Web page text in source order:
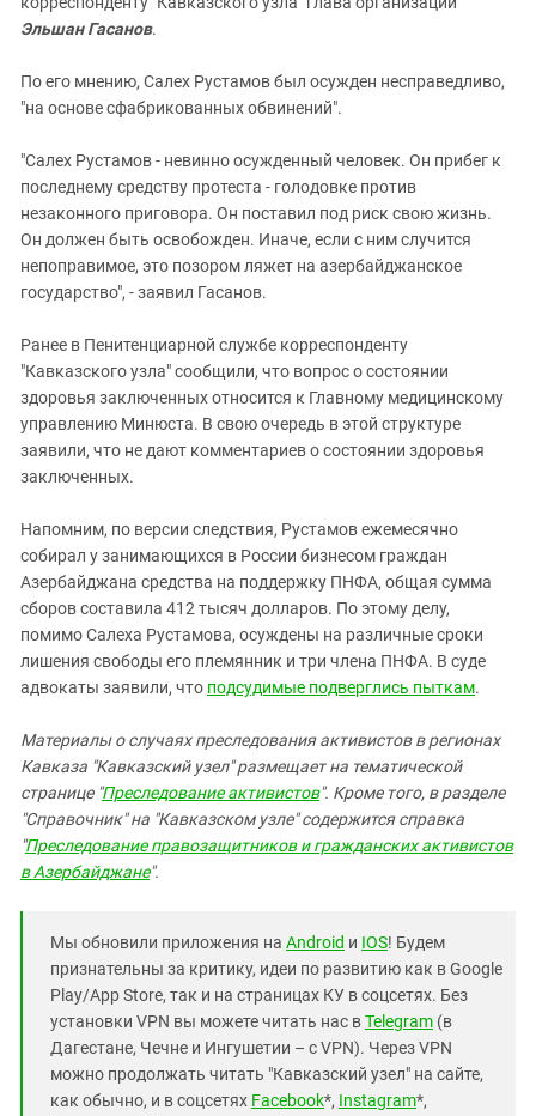
Эльшан Гасанов.
По его мнению, Салех Рустамов был осужден несправедливо,
"на основе сфабрикованных обвинений".
"Салех Рустамов - невинно осужденный человек. Он прибег к
последнему средству протеста - голодовке против
незаконного приговора. Он поставил под риск свою жизнь.
Он должен быть освобожден. Иначе, если с ним случится
непоправимое, это позором ляжет на азербайджанское
государство", - заявил Гасанов.
Ранее в Пенитенциарной службе корреспонденту
"Кавказского узла" сообщили, что вопрос о состоянии
здоровья заключенных относится к Главному медицинскому
управлению Минюста. В свою очередь в этой структуре
заявили, что не дают комментариев о состоянии здоровья
заключенных.
Напомним, по версии следствия, Рустамов ежемесячно
собирал у занимающихся в России бизнесом граждан
Азербайджана средства на поддержку ПНФА, общая сумма
сборов составила 412 тысяч долларов. По этому делу,
помимо Салеха Рустамова, осуждены на различные сроки
лишения свободы его племянник и три члена ПНФА. В суде
адвокаты заявили, что подсудимые подверглись пыткам.
Материалы о случаях преследования активистов в регионах
Кавказа "Кавказский узел" размещает на тематической
странице "Преследование активистов". Кроме того, в разделе
"Справочник" на "Кавказском узле" содержится справка
"Преследование правозащитников и гражданских активистов
в Азербайджане".
Мы обновили приложения на Android и IOS! Будем
признательны за критику, идеи по развитию как в Google
Play/App Store, так и на страницах КУ в соцсетях. Без
установки VPN вы можете читать нас вTelegram (в
Дагестане, Чечне и Ингушетии – с VPN). Через VPN
можно продолжать читать "Кавказский узел" на сайте,
как обычно, и в соцсетях Facebook*, Instagram*,